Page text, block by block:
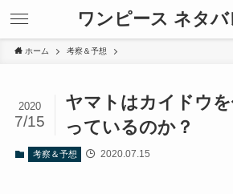
ワンピース ネタ
ホーム 考察＆予想
ヤマトはカイドウ
っているのか？
2020
7/15
考察＆予想 2020.07.15